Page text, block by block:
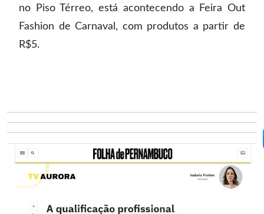
no Piso Térreo, está acontecendo a Feira Out
Fashion de Carnaval, com produtos a partir de
R$5.